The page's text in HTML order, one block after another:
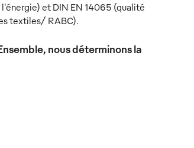
et DIN EN 14065 (qualité
textiles/ RABC).
nous déterminons la